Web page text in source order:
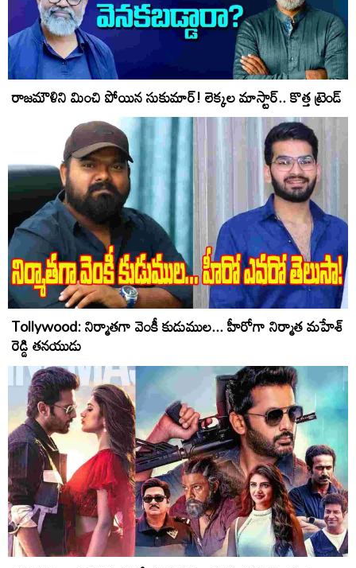
రాజమౌళిని మించి పోయిన సుకుమార్‌! లెక్క‌ల మాస్టార్.. కొత్త ట్రెండ్‌
Tollywood: నిర్మాతగా వెంకీ కుడుముల... హీరోగా నిర్మాత మహేశ్
రెడ్డి తనయుడు